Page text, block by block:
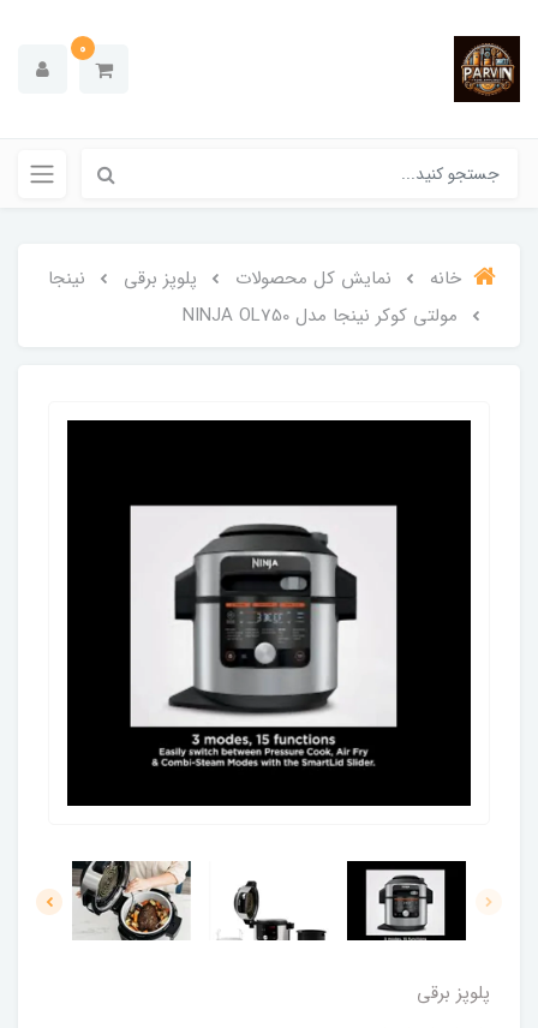
0
خانه نمایش کل محصولات پلوپز برقی
نینجا
مولتی کوکر نینجا مدل NINJA OL750
پلوپز برقی